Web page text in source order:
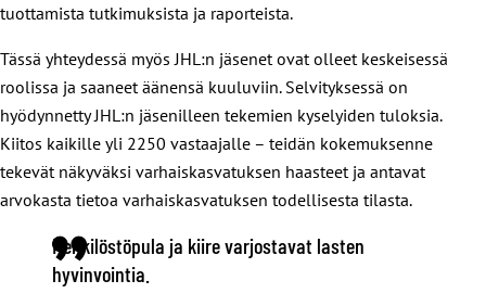
tuottamista tutkimuksista ja raporteista.
Tässä yhteydessä myös JHL:n jäsenet ovat olleet keskeisessä
roolissa ja saaneet äänensä kuuluviin. Selvityksessä on
hyödynnetty JHL:n jäsenilleen tekemien kyselyiden tuloksia.
Kiitos kaikille yli 2250 vastaajalle – teidän kokemuksenne
tekevät näkyväksi varhaiskasvatuksen haasteet ja antavat
arvokasta tietoa varhaiskasvatuksen todellisesta tilasta.
Henkilöstöpula ja kiire varjostavat lasten
hyvinvointia